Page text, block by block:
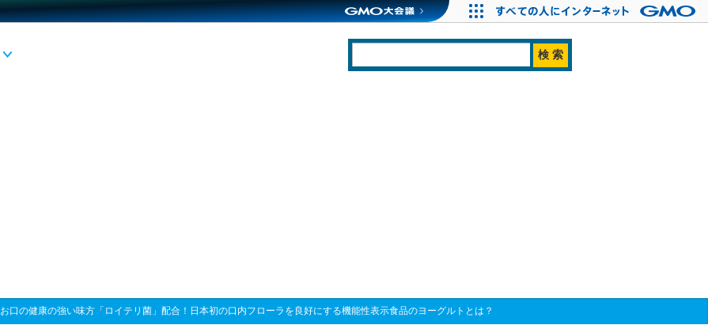
お口の健康の強い味方「ロイテリ菌」配合！日本初の口内フローラを良好にする機能性表示食品のヨーグルトとは？